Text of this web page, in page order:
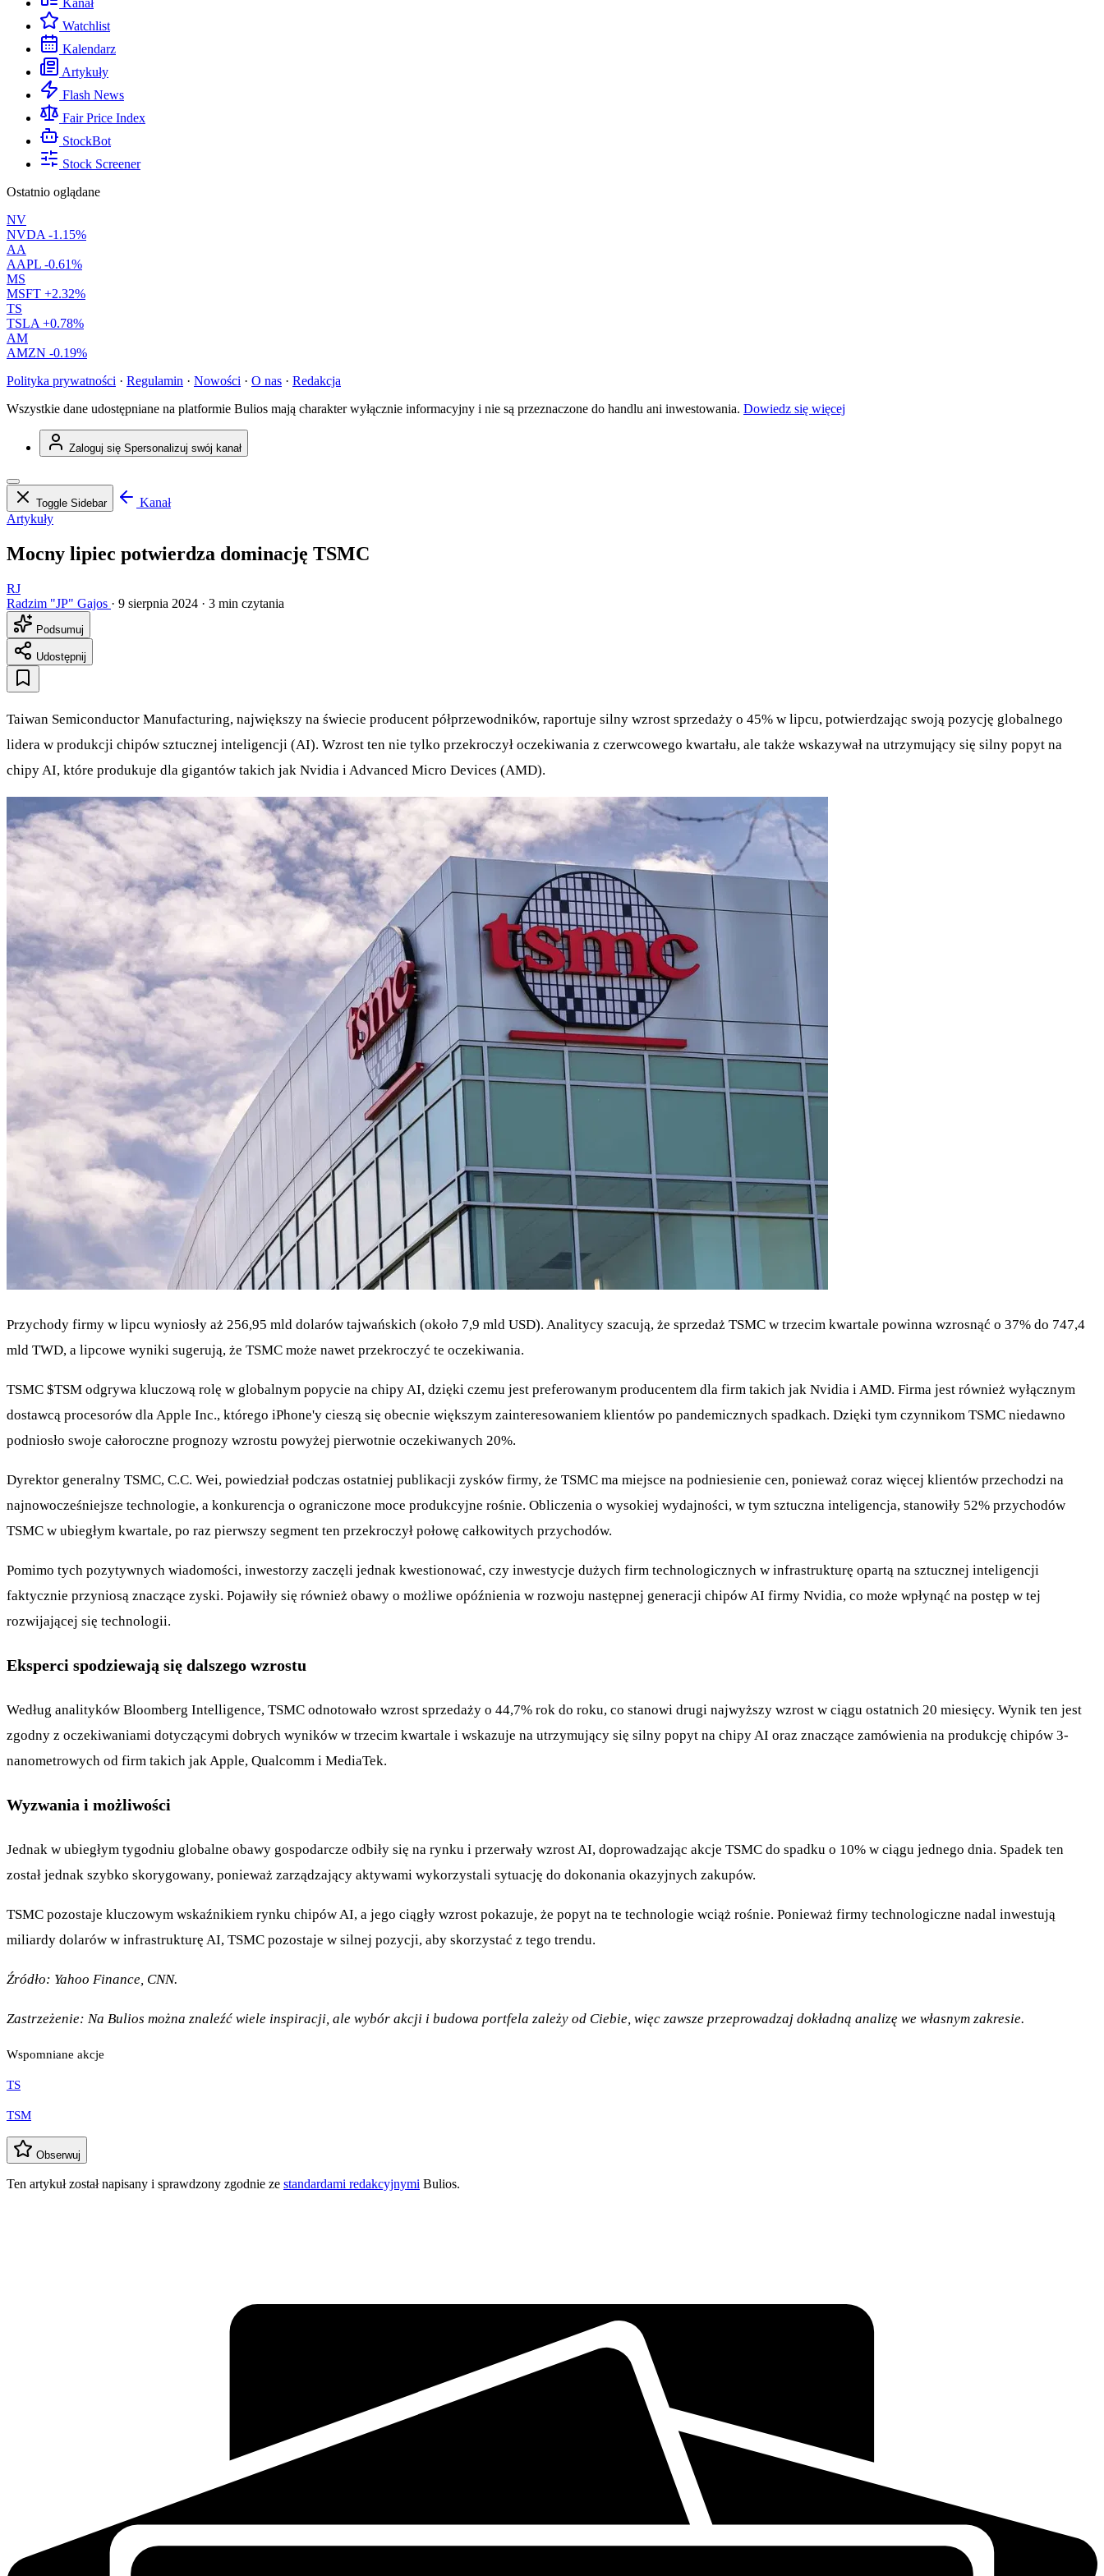
Kanał
Watchlist
Kalendarz
Artykuły
Flash News
Fair Price Index
StockBot
Stock Screener
Ostatnio oglądane
NV
NVDA -1.15%
AA
AAPL -0.61%
MS
MSFT +2.32%
TS
TSLA +0.78%
AM
AMZN -0.19%
Polityka prywatności · Regulamin · Nowości · O nas · Redakcja
Wszystkie dane udostępniane na platformie Bulios mają charakter wyłącznie informacyjny i nie są przeznaczone do handlu ani inwestowania. Dowiedz się więcej
Zaloguj się Spersonalizuj swój kanał
Toggle Sidebar
Kanał
Artykuły
Mocny lipiec potwierdza dominację TSMC
RJ
Radzim "JP" Gajos · 9 sierpnia 2024 · 3 min czytania
Podsumuj
Udostępnij
Taiwan Semiconductor Manufacturing, największy na świecie producent półprzewodników, raportuje silny wzrost sprzedaży o 45% w lipcu, potwierdzając swoją pozycję globalnego
lidera w produkcji chipów sztucznej inteligencji (AI). Wzrost ten nie tylko przekroczył oczekiwania z czerwcowego kwartału, ale także wskazywał na utrzymujący się silny popyt na
chipy AI, które produkuje dla gigantów takich jak Nvidia i Advanced Micro Devices (AMD).
Przychody firmy w lipcu wyniosły aż 256,95 mld dolarów tajwańskich (około 7,9 mld USD). Analitycy szacują, że sprzedaż TSMC w trzecim kwartale powinna wzrosnąć o 37% do 747,4
mld TWD, a lipcowe wyniki sugerują, że TSMC może nawet przekroczyć te oczekiwania.
TSMC $TSM odgrywa kluczową rolę w globalnym popycie na chipy AI, dzięki czemu jest preferowanym producentem dla firm takich jak Nvidia i AMD. Firma jest również wyłącznym
dostawcą procesorów dla Apple Inc., którego iPhone'y cieszą się obecnie większym zainteresowaniem klientów po pandemicznych spadkach. Dzięki tym czynnikom TSMC niedawno
podniosło swoje całoroczne prognozy wzrostu powyżej pierwotnie oczekiwanych 20%.
Dyrektor generalny TSMC, C.C. Wei, powiedział podczas ostatniej publikacji zysków firmy, że TSMC ma miejsce na podniesienie cen, ponieważ coraz więcej klientów przechodzi na
najnowocześniejsze technologie, a konkurencja o ograniczone moce produkcyjne rośnie. Obliczenia o wysokiej wydajności, w tym sztuczna inteligencja, stanowiły 52% przychodów
TSMC w ubiegłym kwartale, po raz pierwszy segment ten przekroczył połowę całkowitych przychodów.
Pomimo tych pozytywnych wiadomości, inwestorzy zaczęli jednak kwestionować, czy inwestycje dużych firm technologicznych w infrastrukturę opartą na sztucznej inteligencji
faktycznie przyniosą znaczące zyski. Pojawiły się również obawy o możliwe opóźnienia w rozwoju następnej generacji chipów AI firmy Nvidia, co może wpłynąć na postęp w tej
rozwijającej się technologii.
Eksperci spodziewają się dalszego wzrostu
Według analityków Bloomberg Intelligence, TSMC odnotowało wzrost sprzedaży o 44,7% rok do roku, co stanowi drugi najwyższy wzrost w ciągu ostatnich 20 miesięcy. Wynik ten jest
zgodny z oczekiwaniami dotyczącymi dobrych wyników w trzecim kwartale i wskazuje na utrzymujący się silny popyt na chipy AI oraz znaczące zamówienia na produkcję chipów 3-
nanometrowych od firm takich jak Apple, Qualcomm i MediaTek.
Wyzwania i możliwości
Jednak w ubiegłym tygodniu globalne obawy gospodarcze odbiły się na rynku i przerwały wzrost AI, doprowadzając akcje TSMC do spadku o 10% w ciągu jednego dnia. Spadek ten
został jednak szybko skorygowany, ponieważ zarządzający aktywami wykorzystali sytuację do dokonania okazyjnych zakupów.
TSMC pozostaje kluczowym wskaźnikiem rynku chipów AI, a jego ciągły wzrost pokazuje, że popyt na te technologie wciąż rośnie. Ponieważ firmy technologiczne nadal inwestują
miliardy dolarów w infrastrukturę AI, TSMC pozostaje w silnej pozycji, aby skorzystać z tego trendu.
Źródło: Yahoo Finance, CNN.
Zastrzeżenie: Na Bulios można znaleźć wiele inspiracji, ale wybór akcji i budowa portfela zależy od Ciebie, więc zawsze przeprowadzaj dokładną analizę we własnym zakresie.
Wspomniane akcje
TS
TSM
Obserwuj
Ten artykuł został napisany i sprawdzony zgodnie ze standardami redakcyjnymi Bulios.